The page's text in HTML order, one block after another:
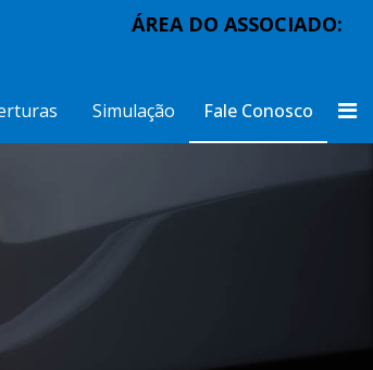
ÁREA DO ASSOCIADO:
Simulação Fale Conosco